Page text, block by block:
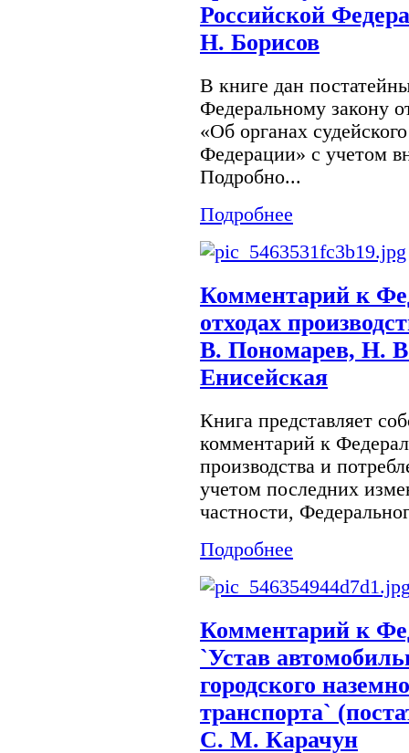
Российской
Н. Борисов
В книге дан
Федеральному закону
«Об органах
Федерации» с учетом
Подробно...
Подробнее
Комментарий к
отходах
В. Пономарев, Н.
Енисейская
Книга представляет
комментарий к
производства и
учетом последних
частности,
Подробнее
Комментарий к
`Устав
городского
транспорта`
С. М. Карачун